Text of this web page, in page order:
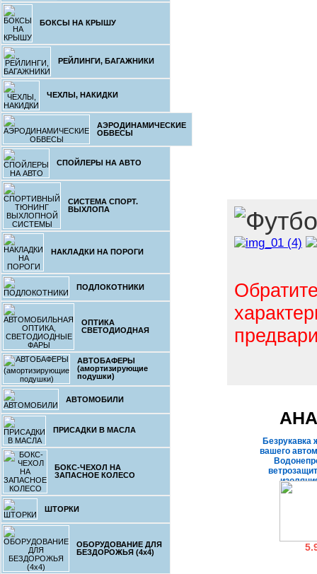
БОКСЫ НА КРЫШУ
РЕЙЛИНГИ, БАГАЖНИКИ
ЧЕХЛЫ, НАКИДКИ
АЭРОДИНАМИЧЕСКИЕ
ОБВЕСЫ
СПОЙЛЕРЫ НА АВТО
СИСТЕМА СПОРТ.
ВЫХЛОПА
НАКЛАДКИ НА ПОРОГИ
ПОДЛОКОТНИКИ
ОПТИКА
СВЕТОДИОДНАЯ
АВТОБАФЕРЫ
(амортизирующие
подушки)
АВТОМОБИЛИ
ПРИСАДКИ В МАСЛА
БОКС-ЧЕХОЛ НА
ЗАПАСНОЕ КОЛЕСО
ШТОРКИ
ОБОРУДОВАНИЕ ДЛЯ
БЕЗДОРОЖЬЯ (4x4)
Безрукавка
вашего